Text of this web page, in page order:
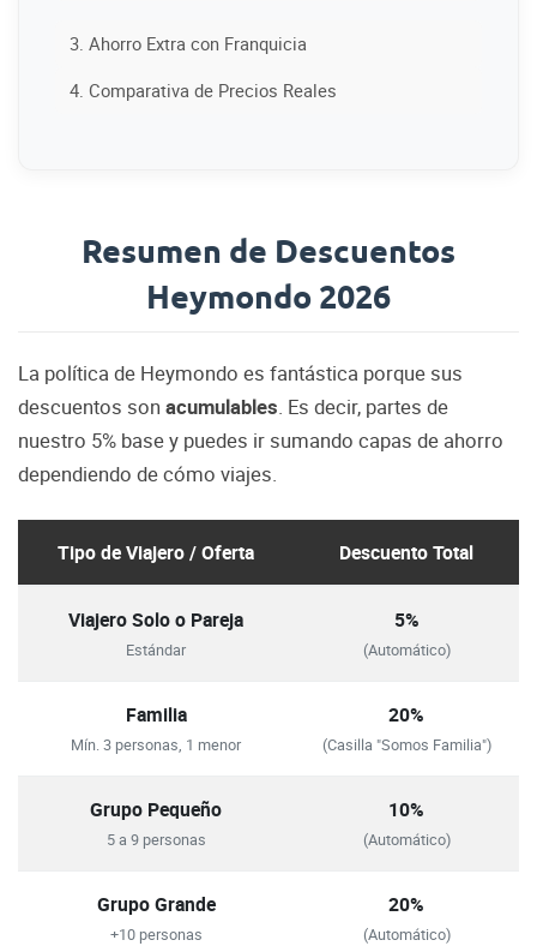
3. Ahorro Extra con Franquicia
4. Comparativa de Precios Reales
Resumen de Descuentos
Heymondo 2026
La política de Heymondo es fantástica porque sus
descuentos son acumulables. Es decir, partes de
nuestro 5% base y puedes ir sumando capas de ahorro
dependiendo de cómo viajes.
tipo
Tipo de Viajero / Oferta Descuento Total
Viajero Solo o Pareja
Estándar
5%
(Automático)
Familia
Mín. 3 personas, 1 menor
20%
(Casilla "Somos Familia")
Grupo Pequeño
5 a 9 personas
10%
(Automático)
Grupo Grande
+10 personas
20%
(Automático)